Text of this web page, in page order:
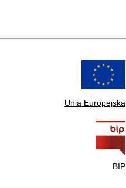
Unia Europejska
BIP